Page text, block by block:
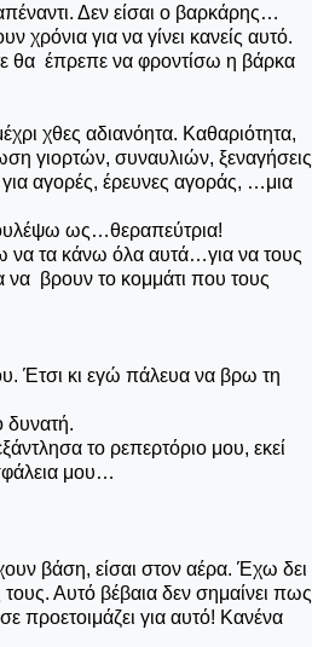
Δεν είσαι ο βαρκάρης…
για να γίνει κανείς αυτό.
θα έπρεπε να φροντίσω η βάρκα
χθες αδιανόητα. Καθαριότητα,
γιορτών, συναυλιών, ξεναγήσεις
αγορές, έρευνες αγοράς, …μια
ως…θεραπεύτρια!
τα κάνω όλα αυτά…για να τους
να βρουν το κομμάτι που τους
Έτσι κι εγώ πάλευα να βρω τη
δυνατή.
το ρεπερτόριο μου, εκεί
μου…
βάση, είσαι στον αέρα. Έχω δει
Αυτό βέβαια δεν σημαίνει πως
προετοιμάζει για αυτό! Κανένα